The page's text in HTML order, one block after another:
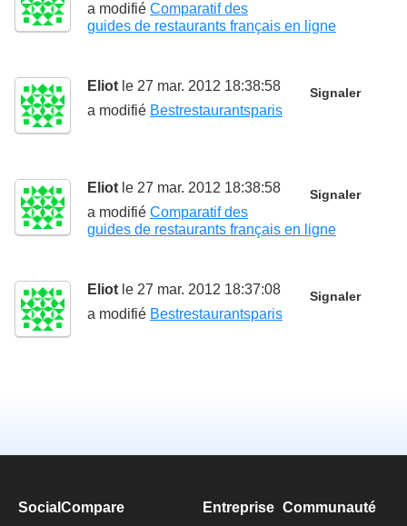
a modifié Comparatif des
guides de restaurants français en ligne
Eliot le 27 mar. 2012 18:38:58 Signaler
a modifié Bestrestaurantsparis
Eliot le 27 mar. 2012 18:38:58 Signaler
a modifié Comparatif des
guides de restaurants français en ligne
Eliot le 27 mar. 2012 18:37:08 Signaler
a modifié Bestrestaurantsparis
SocialCompare Entreprise Communauté